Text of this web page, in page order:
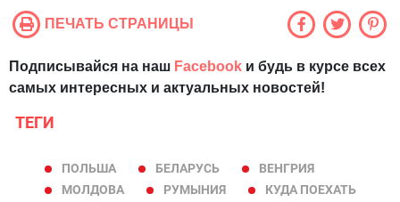
ПЕЧАТЬ СТРАНИЦЫ
Подписывайся на наш Facebook и будь в курсе всех
самых интересных и актуальных новостей!
ТЕГИ
ПОЛЬША БЕЛАРУСЬ
ВЕНГРИЯ
МОЛДОВА
РУМЫНИЯ
КУДА ПОЕХАТЬ